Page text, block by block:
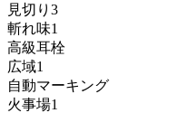
見切り3
斬れ味1
高級耳栓
広域1
自動マーキング
火事場1